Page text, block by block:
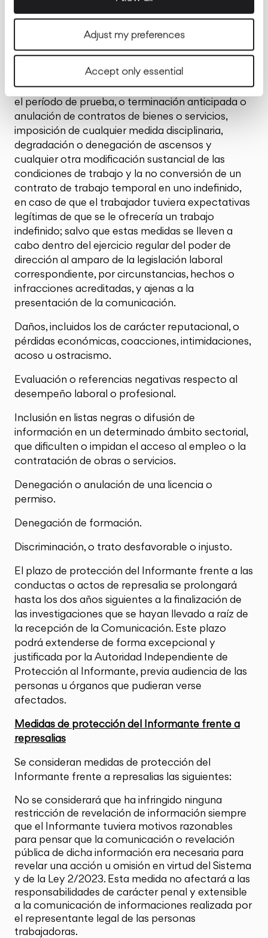
Adjust my preferences
Accept only essential
considerarán represalias las que adopten
cualquiera de las siguientes formas:
Suspensión del contrato de trabajo, despido o
extinción de la relación laboral, incluyendo la no
renovación o la terminación anticipada de un
contrato de trabajo temporal una vez superado
el período de prueba, o terminación anticipada o
anulación de contratos de bienes o servicios,
imposición de cualquier medida disciplinaria,
degradación o denegación de ascensos y
cualquier otra modificación sustancial de las
condiciones de trabajo y la no conversión de un
contrato de trabajo temporal en uno indefinido,
en caso de que el trabajador tuviera expectativas
legítimas de que se le ofrecería un trabajo
indefinido; salvo que estas medidas se lleven a
cabo dentro del ejercicio regular del poder de
dirección al amparo de la legislación laboral
correspondiente, por circunstancias, hechos o
infracciones acreditadas, y ajenas a la
presentación de la comunicación.
Daños, incluidos los de carácter reputacional, o
pérdidas económicas, coacciones, intimidaciones,
acoso u ostracismo.
Evaluación o referencias negativas respecto al
desempeño laboral o profesional.
Inclusión en listas negras o difusión de
información en un determinado ámbito sectorial,
que dificulten o impidan el acceso al empleo o la
contratación de obras o servicios.
Denegación o anulación de una licencia o
permiso.
Denegación de formación.
Discriminación, o trato desfavorable o injusto.
El plazo de protección del Informante frente a las
conductas o actos de represalia se prolongará
hasta los dos años siguientes a la finalización de
las investigaciones que se hayan llevado a raíz de
la recepción de la Comunicación. Este plazo
podrá extenderse de forma excepcional y
justificada por la Autoridad Independiente de
Protección al Informante, previa audiencia de las
personas u órganos que pudieran verse
afectados.
Medidas de protección del Informante frente a
represalias
Se consideran medidas de protección del
Informante frente a represalias las siguientes:
No se considerará que ha infringido ninguna
restricción de revelación de información siempre
que el Informante tuviera motivos razonables
para pensar que la comunicación o revelación
pública de dicha información era necesaria para
revelar una acción u omisión en virtud del Sistema
y de la Ley 2/2023. Esta medida no afectará a las
responsabilidades de carácter penal y extensible
a la comunicación de informaciones realizada por
el representante legal de las personas
trabajadoras.